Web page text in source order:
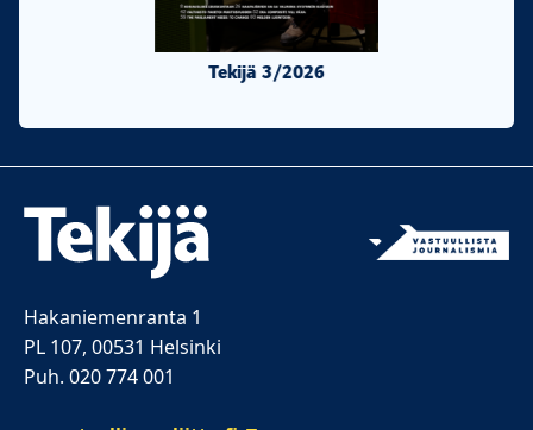
Tekijä 3/2026
Hakaniemenranta 1
PL 107, 00531 Helsinki
Puh. 020 774 001